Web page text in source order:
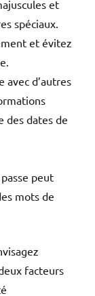
et
spéciaux.
et évitez
avec d’autres
des dates de
peut
mots de
facteurs